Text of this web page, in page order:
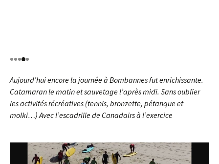
Aujourd’hui encore la journée à Bombannes fut enrichissante.
Catamaran le matin et sauvetage l’après midi. Sans oublier
les activités récréatives (tennis, bronzette, pétanque et
molki…) Avec l’escadrille de Canadairs à l’exercice